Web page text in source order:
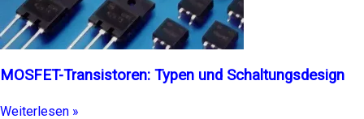
MOSFET-Transistoren: Typen und Schaltungsdesign
Weiterlesen »